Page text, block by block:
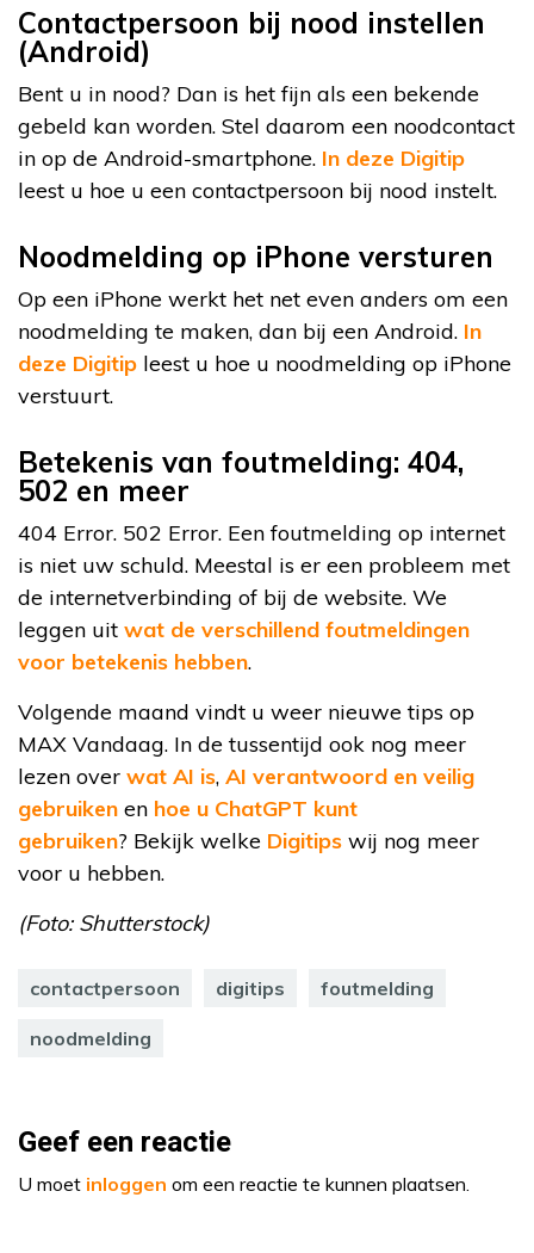
Contactpersoon bij nood instellen
(Android)
Bent u in nood? Dan is het fijn als een bekende
gebeld kan worden. Stel daarom een noodcontact
in op de Android-smartphone. In deze Digitip
leest u hoe u een contactpersoon bij nood instelt.
Noodmelding op iPhone versturen
Op een iPhone werkt het net even anders om een
noodmelding te maken, dan bij een Android. In
deze Digitip leest u hoe u noodmelding op iPhone
verstuurt.
Betekenis van foutmelding: 404,
502 en meer
404 Error. 502 Error. Een foutmelding op internet
is niet uw schuld. Meestal is er een probleem met
de internetverbinding of bij de website. We
leggen uit wat de verschillend foutmeldingen
voor betekenis hebben.
Volgende maand vindt u weer nieuwe tips op
MAX Vandaag. In de tussentijd ook nog meer
lezen over wat AI is, AI verantwoord en veilig
gebruiken en hoe u ChatGPT kunt
gebruiken? Bekijk welke Digitips wij nog meer
voor u hebben.
(Foto: Shutterstock)
contactpersoon digitips foutmelding
noodmelding
Geef een reactie
U moet inloggen om een reactie te kunnen plaatsen.